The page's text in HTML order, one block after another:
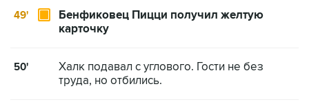
49'
Бенфиковец Пицци получил желтую
карточку
50'
Халк подавал с углового. Гости не без
труда, но отбились.